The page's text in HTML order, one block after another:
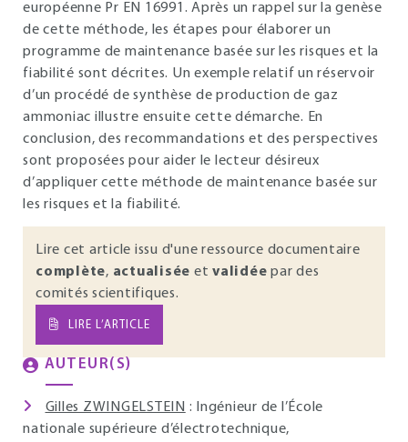
européenne Pr EN 16991. Après un rappel sur la genèse
de cette méthode, les étapes pour élaborer un
programme de maintenance basée sur les risques et la
fiabilité sont décrites. Un exemple relatif un réservoir
d’un procédé de synthèse de production de gaz
ammoniac illustre ensuite cette démarche. En
conclusion, des recommandations et des perspectives
sont proposées pour aider le lecteur désireux
d’appliquer cette méthode de maintenance basée sur
les risques et la fiabilité.
Lire cet article issu d'une ressource documentaire
complète, actualisée et validée par des
comités scientifiques.
LIRE L’ARTICLE
AUTEUR(S)
Gilles ZWINGELSTEIN : Ingénieur de l’École
nationale supérieure d’électrotechnique,